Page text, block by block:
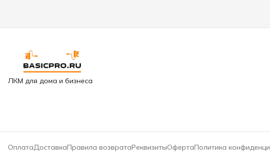
ЛКМ для дома и бизнеса
ОплатаДоставкаПравила возвратаРеквизитыОфертаПолитика